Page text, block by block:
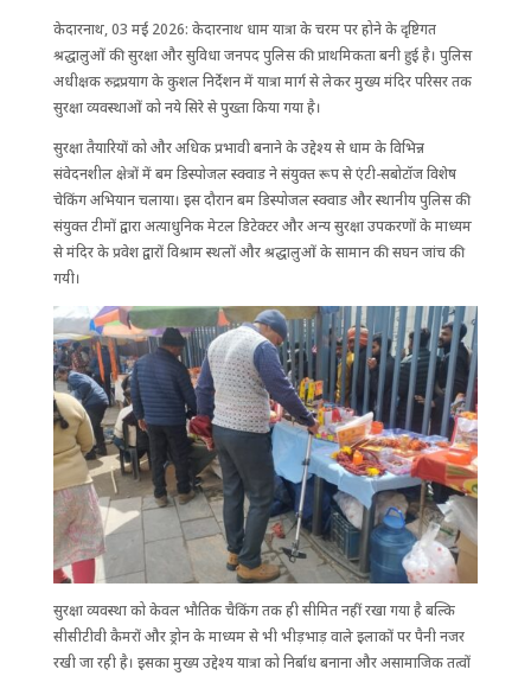
केदारनाथ, 03 मई 2026: केदारनाथ धाम यात्रा के चरम पर होने के दृष्टिगत
श्रद्धालुओं की सुरक्षा और सुविधा जनपद पुलिस की प्राथमिकता बनी हुई है। पुलिस
अधीक्षक रुद्रप्रयाग के कुशल निर्देशन में यात्रा मार्ग से लेकर मुख्य मंदिर परिसर तक
सुरक्षा व्यवस्थाओं को नये सिरे से पुख्ता किया गया है।
सुरक्षा तैयारियों को और अधिक प्रभावी बनाने के उद्देश्य से धाम के विभिन्न
संवेदनशील क्षेत्रों में बम डिस्पोजल स्क्वाड ने संयुक्त रूप से एंटी-सबोटॉज विशेष
चेकिंग अभियान चलाया। इस दौरान बम डिस्पोजल स्क्वाड और स्थानीय पुलिस की
संयुक्त टीमों द्वारा अत्याधुनिक मेटल डिटेक्टर और अन्य सुरक्षा उपकरणों के माध्यम
से मंदिर के प्रवेश द्वारों विश्राम स्थलों और श्रद्धालुओं के सामान की सघन जांच की
गयी।
सुरक्षा व्यवस्था को केवल भौतिक चैकिंग तक ही सीमित नहीं रखा गया है बल्कि
सीसीटीवी कैमरों और ड्रोन के माध्यम से भी भीड़भाड़ वाले इलाकों पर पैनी नजर
रखी जा रही है। इसका मुख्य उद्देश्य यात्रा को निर्बाध बनाना और असामाजिक तत्वों